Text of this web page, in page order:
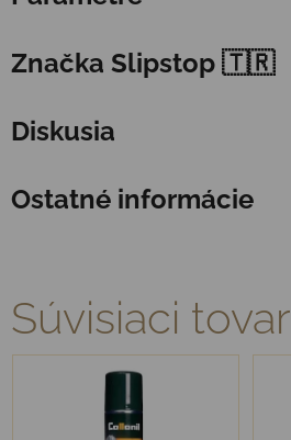
Značka Slipstop 🇹🇷
Diskusia
Ostatné informácie
Súvisiaci tovar